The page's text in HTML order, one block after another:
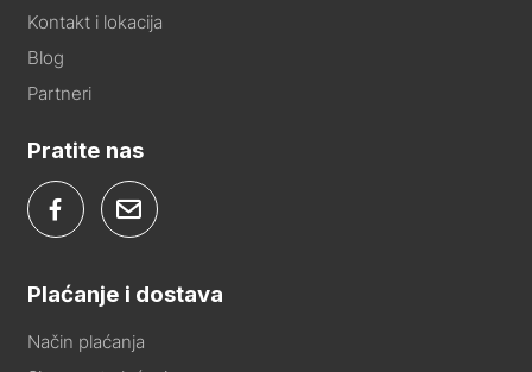
Kontakt i lokacija
Blog
Partneri
Pratite nas
Plaćanje i dostava
Način plaćanja